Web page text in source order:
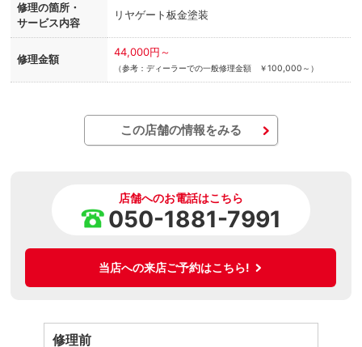
修理の箇所・
サービス内容
リヤゲート板金塗装
修理金額
44,000円～
（参考：ディーラーでの一般修理金額 ￥100,000～）
この店舗の情報をみる
店舗へのお電話はこちら
050-1881-7991
当店への来店ご予約はこちら!
修理前